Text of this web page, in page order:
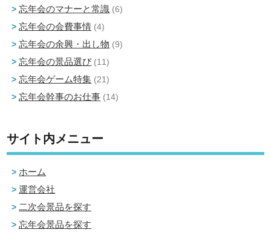
忘年会のマナーと常識 (6)
忘年会の会費事情 (4)
忘年会の余興・出し物 (9)
忘年会の景品選び (11)
忘年会ゲーム特集 (21)
忘年会幹事のお仕事 (14)
サイト内メニュー
ホーム
運営会社
二次会景品を探す
忘年会景品を探す